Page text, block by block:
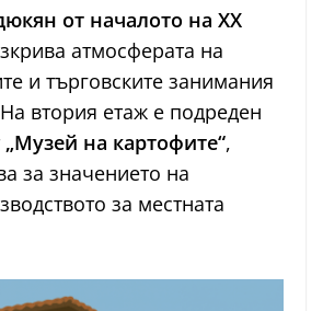
от началото на ХХ
атмосферата на
и търговските занимания
втория етаж е подреден
„Музей на картофите“,
за значението на
за местната